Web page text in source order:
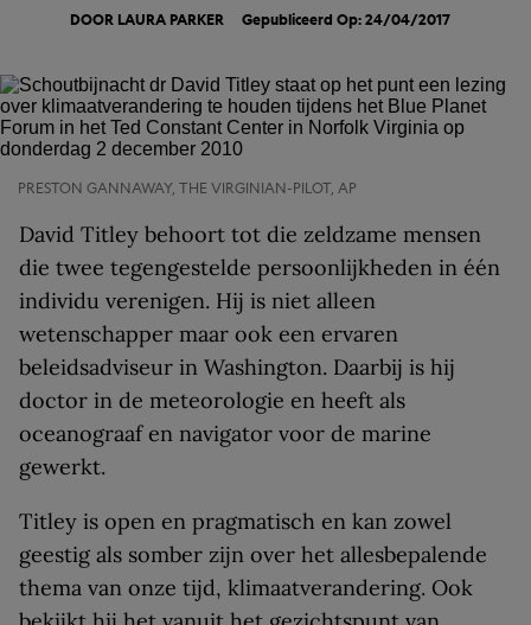
DOOR LAURA PARKER Gepubliceerd Op: 24/04/2017
PRESTON GANNAWAY, THE VIRGINIAN-PILOT, AP
David Titley behoort tot die zeldzame mensen
die twee tegengestelde persoonlijkheden in één
individu verenigen. Hij is niet alleen
wetenschapper maar ook een ervaren
beleidsadviseur in Washington. Daarbij is hij
doctor in de meteorologie en heeft als
oceanograaf en navigator voor de marine
gewerkt.
Titley is open en pragmatisch en kan zowel
geestig als somber zijn over het allesbepalende
thema van onze tijd, klimaatverandering. Ook